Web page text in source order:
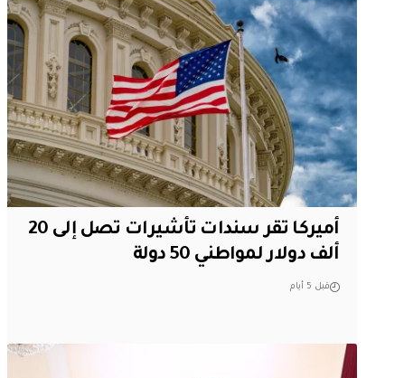
أميركا تقر سندات تأشيرات تصل إلى 20
ألف دولار لمواطني 50 دولة
قبل 5 أيام